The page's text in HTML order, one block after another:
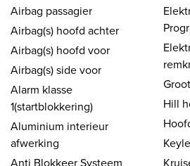
Airbag passagier
Airbag(s) hoofd achter
Airbag(s) hoofd voor
Airbag(s) side voor
Alarm klasse
1(startblokkering)
Aluminium interieur
afwerking
Anti Blokkeer Systeem
Hill